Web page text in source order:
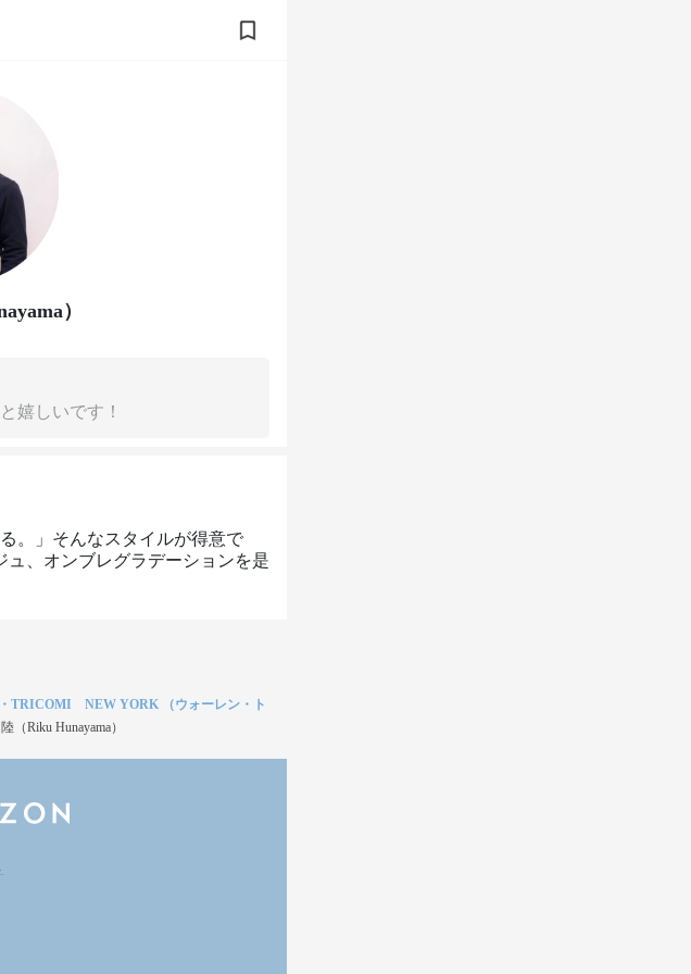
）
嬉しいです！
。」そんなスタイルが得意で
、オンブレグラデーションを是
TRICOMI NEW YORK （ウォーレン・ト
（Riku Hunayama）